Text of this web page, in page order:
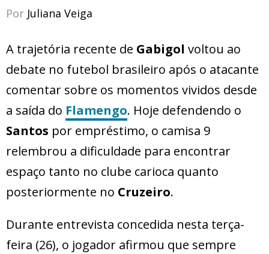
Por Juliana Veiga
A trajetória recente de Gabigol voltou ao
debate no futebol brasileiro após o atacante
comentar sobre os momentos vividos desde
a saída do Flamengo. Hoje defendendo o
Santos por empréstimo, o camisa 9
relembrou a dificuldade para encontrar
espaço tanto no clube carioca quanto
posteriormente no Cruzeiro.
Durante entrevista concedida nesta terça-
feira (26), o jogador afirmou que sempre